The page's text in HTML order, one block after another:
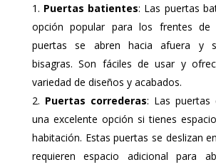
Puertas batientes: Las puertas
opción popular para los frentes de
puertas se abren hacia afuera y
bisagras. Son fáciles de usar y
variedad de diseños y acabados.
Puertas correderas: Las puertas
una excelente opción si tienes
habitación. Estas puertas se deslizan
requieren espacio adicional para